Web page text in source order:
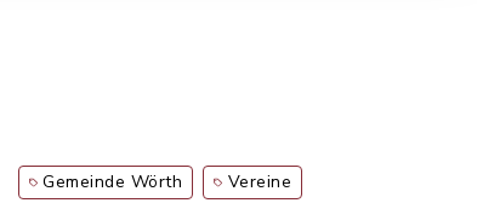
Gemeinde Wörth Vereine